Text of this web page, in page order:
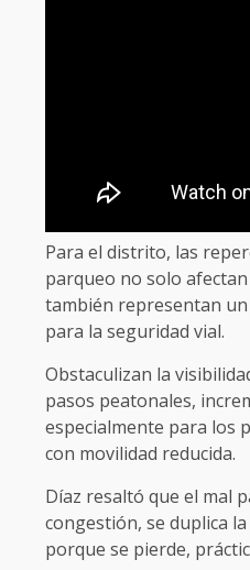
Para el distrito, las
parqueo no solo
también representan
para la seguridad vial.
Obstaculizan la
pasos peatonales,
especialmente para los
con movilidad reducida.
Díaz resaltó que el mal
congestión, se duplica
porque se pierde,